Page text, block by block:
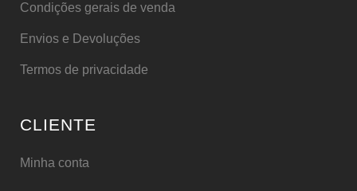
Condições gerais de venda
Envios e Devoluções
Termos de privacidade
CLIENTE
Minha conta